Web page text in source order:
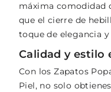
máxima comodidad
que el cierre de
toque de elegancia
Calidad y estilo
Con los Zapatos
Piel, no solo